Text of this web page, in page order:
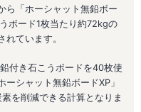
ら「ホーシャット無鉛ボー
ボード1枚当たり約72kgの
ています。
付き石こうボードを40枚使
シャット無鉛ボードXP」
を削減できる計算となりま